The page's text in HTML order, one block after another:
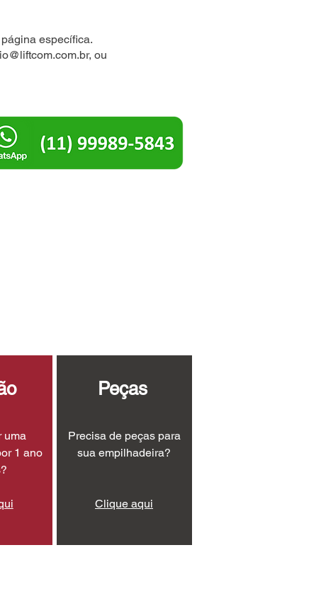
específica.
, ou
uma
1 ano
Peças
Precisa de peças para
sua empilhadeira?
Clique aqui